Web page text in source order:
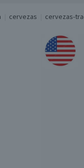
cervezas cervezas-